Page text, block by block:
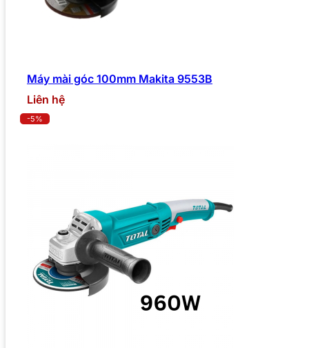
Máy mài góc 100mm Makita 9553B
Liên hệ
-5%